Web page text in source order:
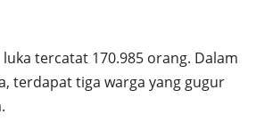
tercatat 170.985 orang. Dalam
terdapat tiga warga yang gugur